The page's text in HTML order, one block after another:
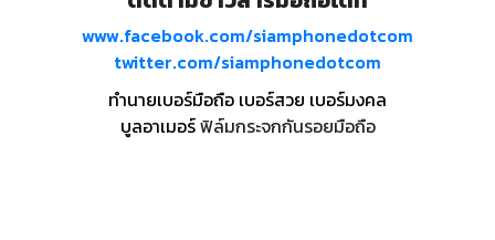
www.facebook.com/siamphonedotcom
twitter.com/siamphonedotcom
ทำนายเบอร์มือถือ เบอร์สวย เบอร์มงคล
บูลอาเมอร์ฟิล์มกระจกกันรอยมือถือ